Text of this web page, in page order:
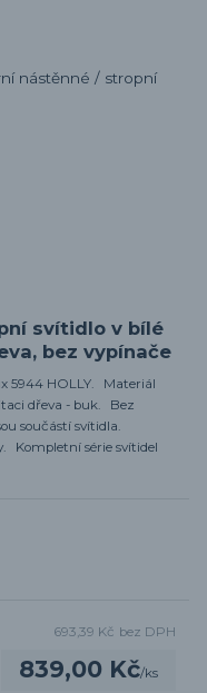
svítidlo v bílé
bez vypínače
5944 HOLLY. Materiál
dřeva - buk. Bez
součástí svítidla.
Kompletní série svítidel
839,00 Kč/ks
693,39 Kč bez DPH